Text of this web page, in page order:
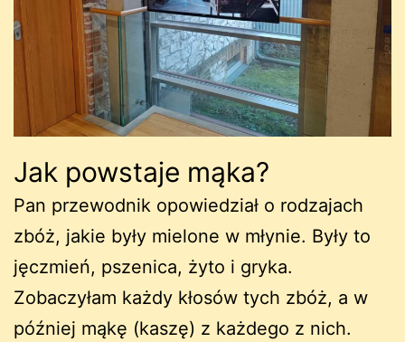
Jak powstaje mąka?
Pan przewodnik opowiedział o rodzajach
zbóż, jakie były mielone w młynie. Były to
jęczmień, pszenica, żyto i gryka.
Zobaczyłam każdy kłosów tych zbóż, a w
później mąkę (kaszę) z każdego z nich.